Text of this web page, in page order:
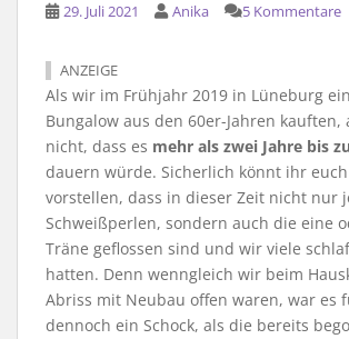
29. Juli 2021 Anika 5 Kommentare
ANZEIGE
Als wir im Frühjahr 2019 in Lüneburg
Bungalow aus den 60er-Jahren
nicht, dass es mehr als zwei Jahre bis
dauern würde. Sicherlich könnt ihr
vorstellen, dass in dieser Zeit nicht nur
Schweißperlen, sondern auch die eine
Träne geflossen sind und wir viele
hatten. Denn wenngleich wir beim
Abriss mit Neubau offen waren, war es
dennoch ein Schock, als die bereits